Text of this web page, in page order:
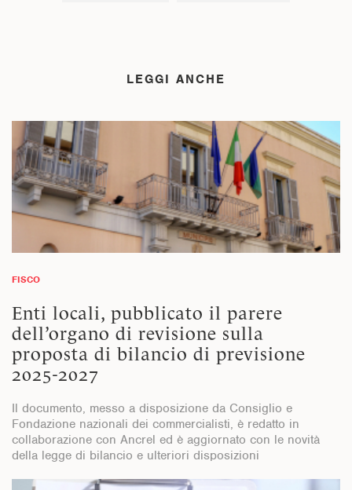
LEGGI ANCHE
FISCO
Enti locali, pubblicato il parere
dell’organo di revisione sulla
proposta di bilancio di previsione
2025-2027
Il documento, messo a disposizione da Consiglio e
Fondazione nazionali dei commercialisti, è redatto in
collaborazione con Ancrel ed è aggiornato con le novità
della legge di bilancio e ulteriori disposizioni